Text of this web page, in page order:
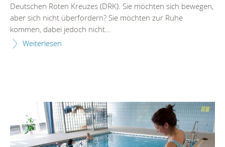
Deutschen Roten Kreuzes (DRK). Sie möchten sich bewegen,
aber sich nicht überfordern? Sie möchten zur Ruhe
kommen, dabei jedoch nicht...
Weiterlesen